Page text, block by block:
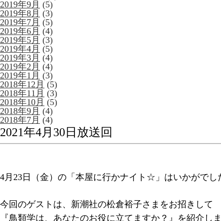
2019年9月 (5)
2019年8月 (3)
2019年7月 (5)
2019年6月 (4)
2019年5月 (3)
2019年4月 (5)
2019年3月 (4)
2019年2月 (4)
2019年1月 (3)
2018年12月 (5)
2018年11月 (3)
2018年10月 (5)
2018年9月 (4)
2018年7月 (4)
2021年4月30日放送回
4月23日（金）の「本屋に行かナイト☆」はいかがでし
今回のゲストは、新潮社の松倉裕子さまをお招きして
『鳥類学は、あなたのお役に立てますか？』を紹介しま